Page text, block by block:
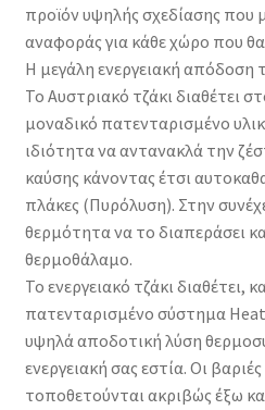
προϊόν υψηλής σχεδίασης που
αναφοράς για κάθε χώρο που
Η μεγάλη ενεργειακή απόδοση
Το Αυστριακό τζάκι διαθέτει
μοναδικό πατενταρισμένο
ιδιότητα να αντανακλά την
καύσης κάνοντας έτσι
πλάκες (Πυρόλυση). Στην
θερμότητα να το διαπεράσει
θερμοθάλαμο.
Το ενεργειακό τζάκι διαθέτει,
πατενταρισμένο σύστημα
υψηλά αποδοτική λύση
ενεργειακή σας εστία. Οι
τοποθετούνται ακριβώς έξω